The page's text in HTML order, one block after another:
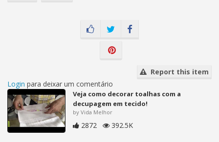
Report this item
Login para deixar um comentário
Veja como decorar toalhas com a
decupagem em tecido!
by Vida Melhor
2872 392.5K